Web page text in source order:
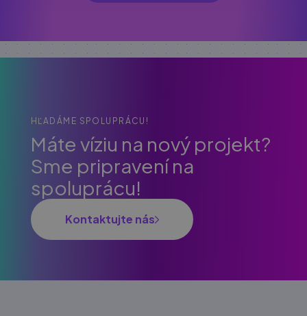
HĽADÁME SPOLUPRÁCU!
Máte víziu na nový projekt?
Sme pripravení na
spoluprácu!
Kontaktujte nás